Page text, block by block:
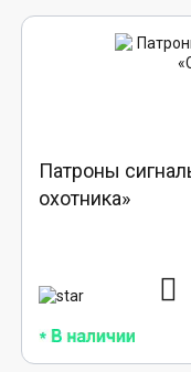
Патроны
охотника»